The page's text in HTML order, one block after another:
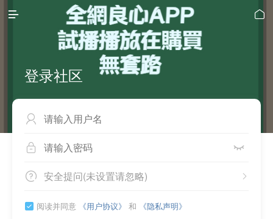
 
登录社区

 
 
安全提问(未设置请忽略)
 阅读并同意 《用户协议》 和 《隐私声明》